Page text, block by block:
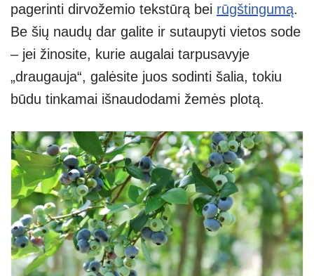
pagerinti dirvožemio tekstūrą bei rūgštingumą.
Be šių naudų dar galite ir sutaupyti vietos sode
– jei žinosite, kurie augalai tarpusavyje
„draugauja“, galėsite juos sodinti šalia, tokiu
būdu tinkamai išnaudodami žemės plotą.